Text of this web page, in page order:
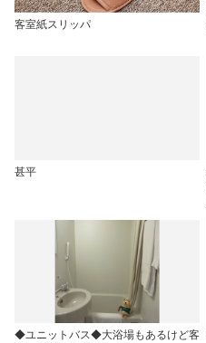
客室紙スリッパ
甚平
◆ユニットバス◆大浴場もあるけど客